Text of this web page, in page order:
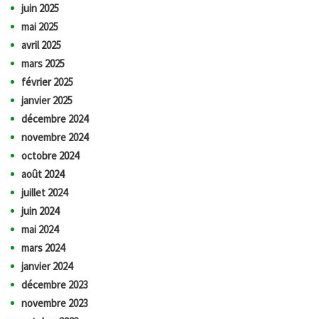
juin 2025
mai 2025
avril 2025
mars 2025
février 2025
janvier 2025
décembre 2024
novembre 2024
octobre 2024
août 2024
juillet 2024
juin 2024
mai 2024
mars 2024
janvier 2024
décembre 2023
novembre 2023